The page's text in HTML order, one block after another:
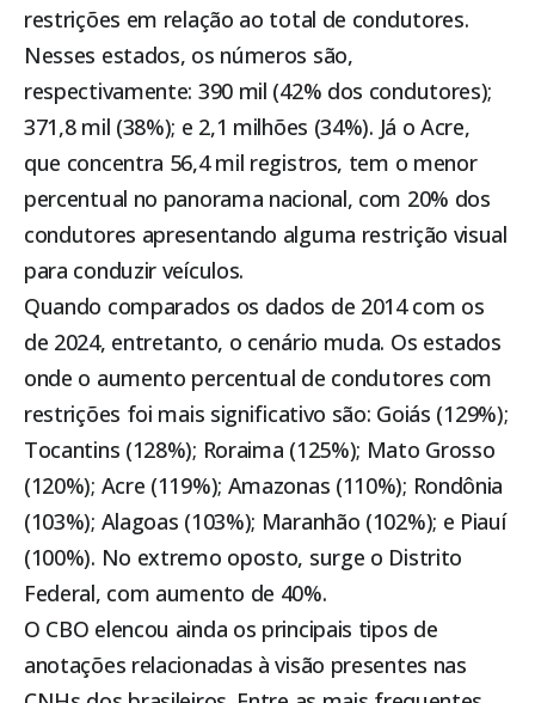
restrições em relação ao total de condutores.
Nesses estados, os números são,
respectivamente: 390 mil (42% dos condutores);
371,8 mil (38%); e 2,1 milhões (34%). Já o Acre,
que concentra 56,4 mil registros, tem o menor
percentual no panorama nacional, com 20% dos
condutores apresentando alguma restrição visual
para conduzir veículos.
Quando comparados os dados de 2014 com os
de 2024, entretanto, o cenário muda. Os estados
onde o aumento percentual de condutores com
restrições foi mais significativo são: Goiás (129%);
Tocantins (128%); Roraima (125%); Mato Grosso
(120%); Acre (119%); Amazonas (110%); Rondônia
(103%); Alagoas (103%); Maranhão (102%); e Piauí
(100%). No extremo oposto, surge o Distrito
Federal, com aumento de 40%.
O CBO elencou ainda os principais tipos de
anotações relacionadas à visão presentes nas